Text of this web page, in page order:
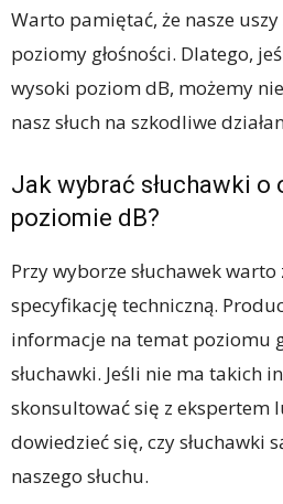
Warto pamiętać, że nasze
poziomy głośności. Dlatego,
wysoki poziom dB, możemy
nasz słuch na szkodliwe
Jak wybrać słuchawki o
poziomie dB?
Przy wyborze słuchawek
specyfikację techniczną.
informacje na temat poziomu
słuchawki. Jeśli nie ma takich
skonsultować się z ekspertem
dowiedzieć się, czy słuchawki
naszego słuchu.